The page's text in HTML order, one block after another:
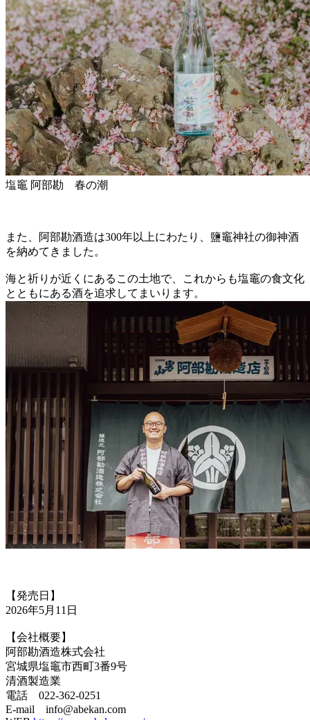
塩竈 阿部勘 春の潮
また、阿部勘酒造は300年以上にわたり、鹽竈神社の御神酒
を納めてきました。
海と祈りが近くにあるこの土地で、これからも塩竈の食文化
とともにある酒を追求してまいります。
【発売日】
2026年5月11日
【会社概要】
阿部勘酒造株式会社
宮城県塩竈市西町3番9号
清酒製造業
電話 022-362-0251
E-mail info@abekan.com